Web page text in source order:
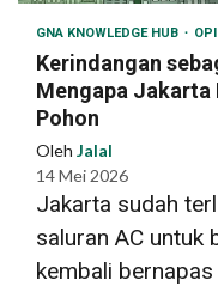
GNA KNOWLEDGE HUB
Kerindangan
Mengapa Jakarta
Pohon
Oleh Jalal
14 Mei 2026
Jakarta sudah
saluran AC untuk
kembali bernapas